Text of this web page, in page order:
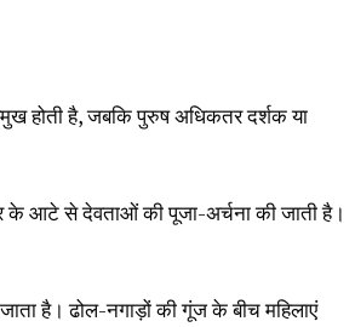
होती है, जबकि पुरुष अधिकतर दर्शक या
के आटे से देवताओं की पूजा-अर्चना की जाती है।
है। ढोल-नगाड़ों की गूंज के बीच महिलाएं